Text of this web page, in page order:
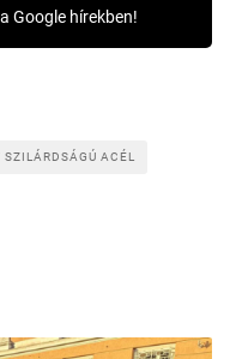
Google hírekben!
SZILÁRDSÁGÚ ACÉL